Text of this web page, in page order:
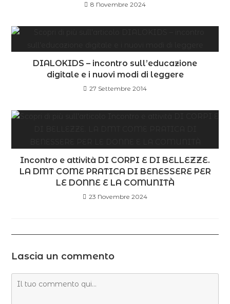
8 Novembre 2024
DIALOKIDS – incontro sull’educazione
digitale e i nuovi modi di leggere
27 Settembre 2014
Incontro e attività DI CORPI E DI BELLEZZE.
LA DMT COME PRATICA DI BENESSERE PER
LE DONNE E LA COMUNITÀ
23 Novembre 2024
Lascia un commento